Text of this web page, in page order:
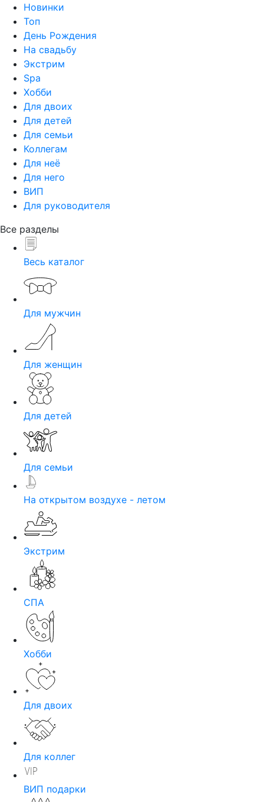
Новинки
Топ
День Рождения
На свадьбу
Экстрим
Spa
Хобби
Для двоих
Для детей
Для семьи
Коллегам
Для неё
Для него
ВИП
Для руководителя
Все разделы
Весь каталог
Для мужчин
Для женщин
Для детей
Для семьи
На открытом воздухе - летом
Экстрим
СПА
Хобби
Для двоих
Для коллег
ВИП подарки